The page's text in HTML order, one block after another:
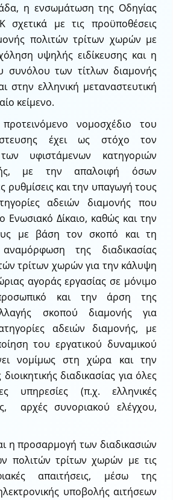
η ενσωμάτωση της Οδηγίας
σχετικά με τις προϋποθέσεις
πολιτών τρίτων χωρών με
υψηλής ειδίκευσης και η
συνόλου των τίτλων διαμονής
στην ελληνική μεταναστευτική
κείμενο.
νομοσχέδιο του
έχει ως στόχο τoν
υφιστάμενων κατηγοριών
με την απαλοιφή όσων
ρυθμίσεις και την υπαγωγή τους
αδειών διαμονής που
Ενωσιακό Δίκαιο, καθώς και την
με βάση τον σκοπό και τη
της διαδικασίας
τρίτων χωρών για την κάλυψη
αγοράς εργασίας σε μόνιμο
και την άρση της
σκοπού διαμονής για
αδειών διαμονής, με
του εργατικού δυναμικού
νομίμως στη χώρα και την
διαδικασίας για όλες
υπηρεσίες (π.χ. ελληνικές
αρχές συνοριακού ελέγχου,
η προσαρμογή των διαδικασιών
πολιτών τρίτων χωρών με τις
απαιτήσεις, μέσω της
υποβολής αιτήσεων